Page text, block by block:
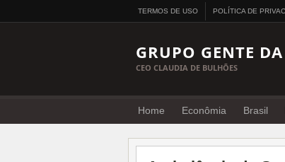
TERMOS DE USO POLÍTICA DE
GRUPO GENTE
CEO CLAUDIA DE BULHÕES
Home Econômia Brasil